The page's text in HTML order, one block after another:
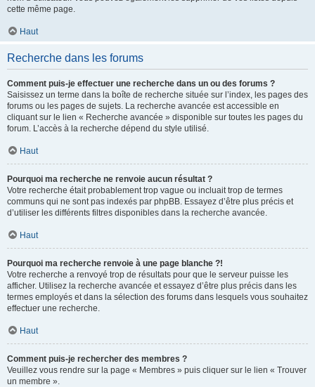
cette même page.
Haut
Recherche dans les forums
Comment puis-je effectuer une recherche dans un ou des forums ?
Saisissez un terme dans la boîte de recherche située sur l’index, les pages des
forums ou les pages de sujets. La recherche avancée est accessible en
cliquant sur le lien « Recherche avancée » disponible sur toutes les pages du
forum. L’accès à la recherche dépend du style utilisé.
Haut
Pourquoi ma recherche ne renvoie aucun résultat ?
Votre recherche était probablement trop vague ou incluait trop de termes
communs qui ne sont pas indexés par phpBB. Essayez d’être plus précis et
d’utiliser les différents filtres disponibles dans la recherche avancée.
Haut
Pourquoi ma recherche renvoie à une page blanche ?!
Votre recherche a renvoyé trop de résultats pour que le serveur puisse les
afficher. Utilisez la recherche avancée et essayez d’être plus précis dans les
termes employés et dans la sélection des forums dans lesquels vous souhaitez
effectuer une recherche.
Haut
Comment puis-je rechercher des membres ?
Veuillez vous rendre sur la page « Membres » puis cliquer sur le lien « Trouver
un membre ».